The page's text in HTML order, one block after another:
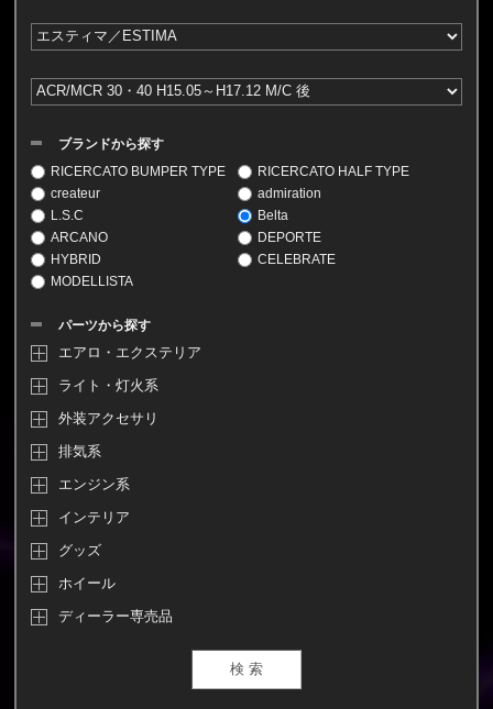
ブランドから探す
RICERCATO BUMPER TYPE
RICERCATO HALF TYPE
createur
admiration
L.S.C
Belta
ARCANO
DEPORTE
HYBRID
CELEBRATE
MODELLISTA
パーツから探す
エアロ・エクステリア
ライト・灯火系
外装アクセサリ
排気系
エンジン系
インテリア
グッズ
ホイール
ディーラー専売品